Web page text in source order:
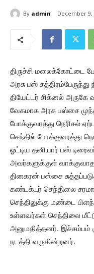
By admin December 9,
திருச்சி மலைக்கோட்டை
அரசு பஸ்
தியேட்டர் சிக்னல் அருகே
வேகமாக அரசு பஸ்சை
போக்குவரத்து நெரிசல்
செந்தில் போக்குவரத்து
ஓட்டிய தனியார் பஸ்
அவர்களுக்குள்
தினகரன் பஸ்சை
கண்டக்டர் செந்திலை
செந்திலுக்கு மண்டை
உள்ளவர்கள் செந்திலை
அனுமதித்தனர். இச்சம்பம்
நடத்தி வருகின்றனர்.